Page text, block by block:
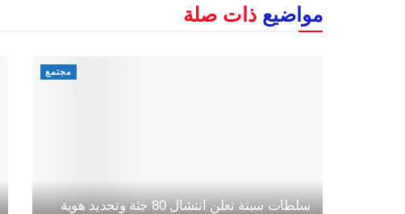
مواضيع ذات صلة
مجتمع
سلطات سبتة تعلن انتشال 80 جثة وتحديد هوية